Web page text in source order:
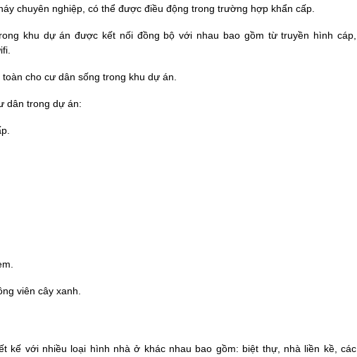
chuyên nghiệp, có thể được điều động trong trường hợp khẩn cấp.
khu dự án được kết nối đồng bộ với nhau bao gồm từ truyền hình cáp,
cho cư dân sống trong khu dự án.
dân trong dự án:
viên cây xanh.
kế với nhiều loại hình nhà ở khác nhau bao gồm: biệt thự, nhà liền kề, các